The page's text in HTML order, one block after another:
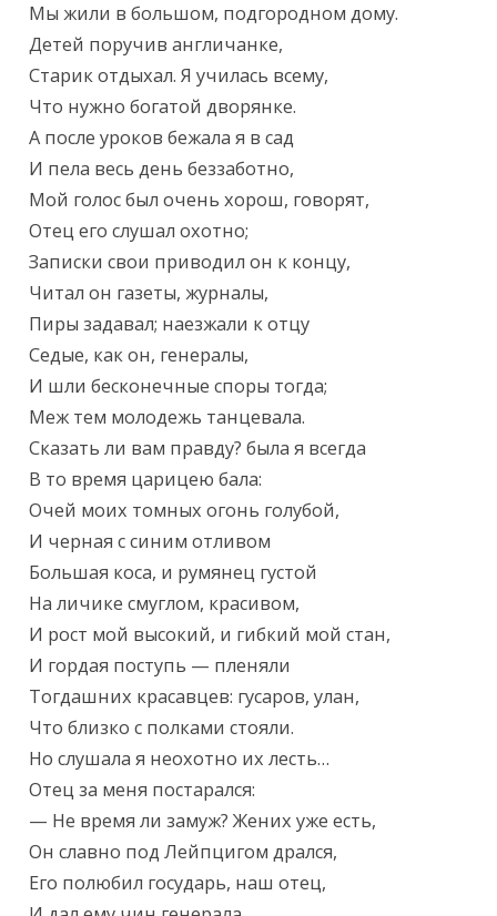
Мы жили в большом, подгородном дому.
Детей поручив англичанке,
Старик отдыхал. Я училась всему,
Что нужно богатой дворянке.
А после уроков бежала я в сад
И пела весь день беззаботно,
Мой голос был очень хорош, говорят,
Отец его слушал охотно;
Записки свои приводил он к концу,
Читал он газеты, журналы,
Пиры задавал; наезжали к отцу
Седые, как он, генералы,
И шли бесконечные споры тогда;
Меж тем молодежь танцевала.
Сказать ли вам правду? была я всегда
В то время царицею бала:
Очей моих томных огонь голубой,
И черная с синим отливом
Большая коса, и румянец густой
На личике смуглом, красивом,
И рост мой высокий, и гибкий мой стан,
И гордая поступь — пленяли
Тогдашних красавцев: гусаров, улан,
Что близко с полками стояли.
Но слушала я неохотно их лесть…
Отец за меня постарался:
— Не время ли замуж? Жених уже есть,
Он славно под Лейпцигом дрался,
Его полюбил государь, наш отец,